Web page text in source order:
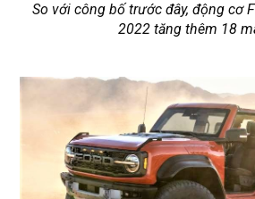
So với công bố trước đây, động cơ
2022 tăng thêm 18